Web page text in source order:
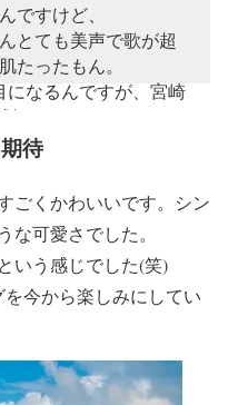
ですけど、
とても美声で歌が超
ったもん。
になるんですが、宮崎
したいです💕
2019年4月18日
待
ごくかわいいです。シン
可愛さでした。
いう感じでした(笑)
今から楽しみにしてい